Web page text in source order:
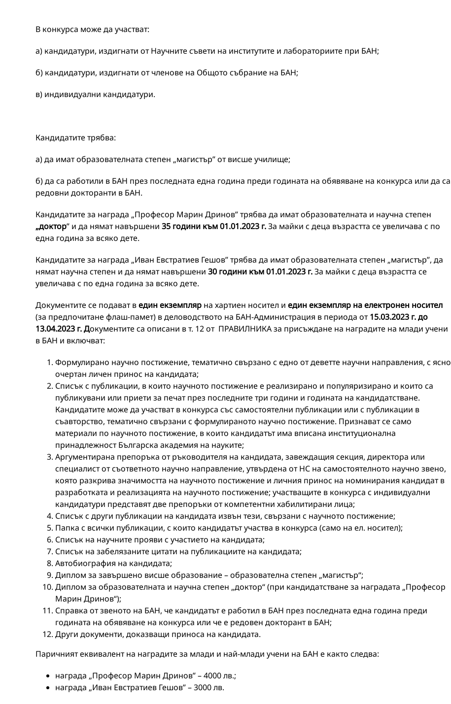
В конкурса може да участват:
а) кандидатури, издигнати от Научните съвети на институтите и лабораториите при БАН;
б) кандидатури, издигнати от членове на Общото събрание на БАН;
в) индивидуални кандидатури.
Кандидатите трябва:
а) да имат образователната степен „магистър” от висше училище;
б) да са работили в БАН през последната една година преди годината на обявяване на конкурса или да са
редовни докторанти в БАН.
Кандидатите за награда „Професор Марин Дринов” трябва да имат образователната и научна степен
„доктор” и да нямат навършени 35 години към 01.01.2023 г.За майки с деца възрастта се увеличава с по
една година за всяко дете.
Кандидатите за награда „Иван Евстратиев Гешов” трябва да имат образователната степен „магистър”, да
нямат научна степен и да нямат навършени 30 години към 01.01.2023 г.За майки с деца възрастта се
увеличава с по една година за всяко дете.
Документите се подават ведин екземпляр на хартиен носител и един екземпляр на електронен носител
(за предпочитане флаш-памет) в деловодството на БАН-Администрация в периода от15.03.2023 г. до
13.04.2023 г.Документите са описани в т. 12 от ПРАВИЛНИКА за присъждане на наградите на млади учени
в БАН и включват:
Формулирано научно постижение, тематично свързано с едно от деветте научни направления, с ясно
очертан личен принос на кандидата;
Списък с публикации, в които научното постижение е реализирано и популяризирано и които са
публикувани или приети за печат през последните три години и годината на кандидатстване.
Кандидатите може да участват в конкурса със самостоятелни публикации или с публикации в
съавторство, тематично свързани с формулираното научно постижение. Признават се само
материали по научното постижение, в които кандидатът има вписана институционална
принадлежност Българска академия на науките;
Аргументирана препоръка от ръководителя на кандидата, завеждащия секция, директора или
специалист от съответното научно направление, утвърдена от НС на самостоятелното научно звено,
която разкрива значимостта на научното постижение и личния принос на номинирания кандидат в
разработката и реализацията на научното постижение; участващите в конкурса с индивидуални
кандидатури представят две препоръки от компетентни хабилитирани лица;
Списък с други публикации на кандидата извън тези, свързани с научното постижение;
Папка с всички публикации, с които кандидатът участва в конкурса (само на ел. носител);
Списък на научните прояви с участието на кандидата;
Списък на забелязаните цитати на публикациите на кандидата;
Автобиография на кандидата;
Диплом за завършено висше образование – образователна степен „магистър“;
Диплом за образователната и научна степен „доктор“ (при кандидатстване за наградата „Професор
Марин Дринов“);
Справка от звеното на БАН, че кандидатът е работил в БАН през последната една година преди
годината на обявяване на конкурса или че е редовен докторант в БАН;
Други документи, доказващи приноса на кандидата.
Паричният еквивалент на наградите за млади и най-млади учени на БАН е както следва:
награда „Професор Марин Дринов” – 4000 лв.;
награда „Иван Евстратиев Гешов” – 3000 лв.